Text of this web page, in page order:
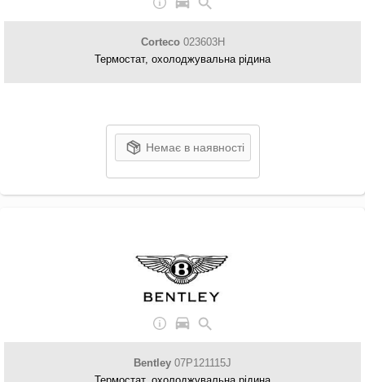
Corteco023603H
Термостат, охолоджувальна рідина
Немає в наявності
Bentley 07P121115J